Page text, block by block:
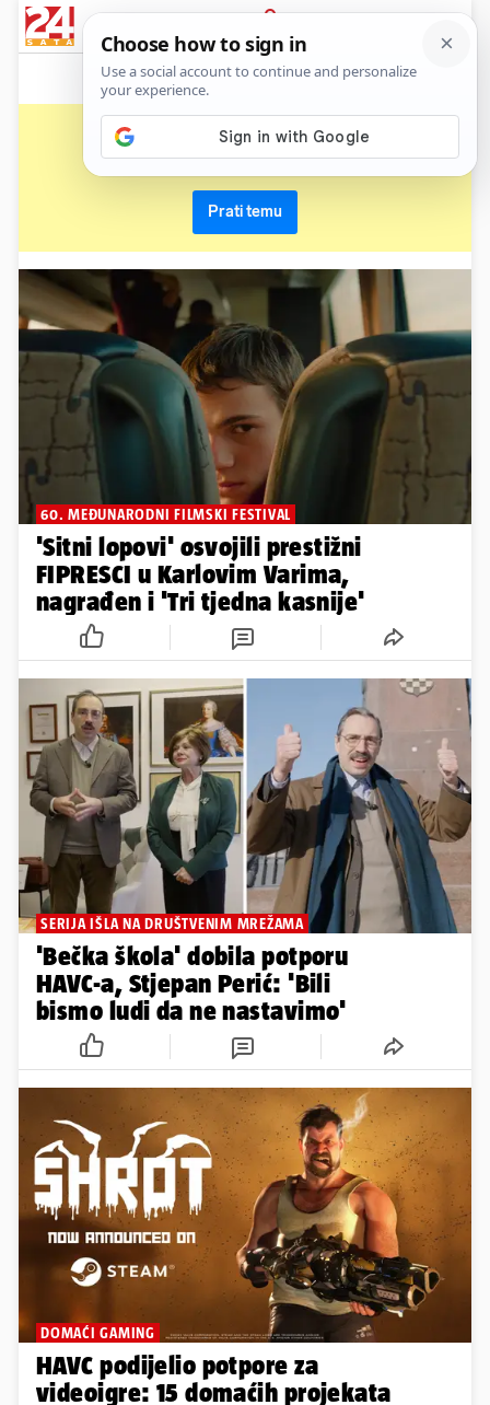
PRIJAVA
News
havc
Prati temu
60. MEĐUNARODNI FILMSKI FESTIVAL
'Sitni lopovi' osvojili prestižni
FIPRESCI u Karlovim Varima,
nagrađen i 'Tri tjedna kasnije'
SERIJA IŠLA NA DRUŠTVENIM MREŽAMA
'Bečka škola' dobila potporu
HAVC-a, Stjepan Perić: 'Bili
bismo ludi da ne nastavimo'
DOMAĆI GAMING
HAVC podijelio potpore za
videoigre: 15 domaćih projekata